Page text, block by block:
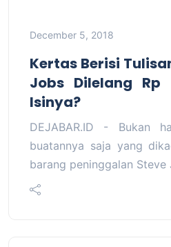
December 5, 2018
Kertas Berisi
Jobs Dilelang
Isinya?
DEJABAR.ID - Bukan
buatannya saja yang
barang peninggalan